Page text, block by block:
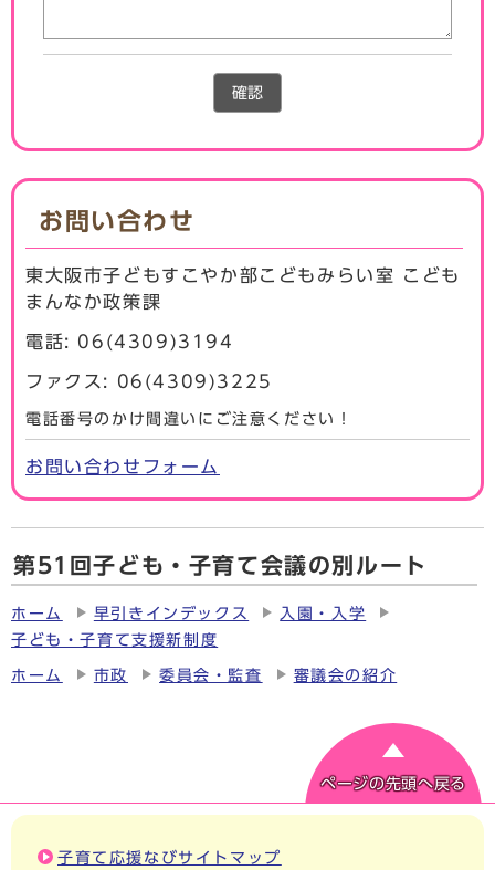
確認
お問い合わせ
東大阪市子どもすこやか部こどもみらい室 こども
まんなか政策課
電話: 06(4309)3194
ファクス: 06(4309)3225
電話番号のかけ間違いにご注意ください！
お問い合わせフォーム
第51回子ども・子育て会議の別ルート
ホーム 早引きインデックス
入園・入学
子ども・子育て支援新制度
ホーム 市政 委員会・監査 審議会の紹介
ページの先頭へ戻る
子育て応援なびサイトマップ